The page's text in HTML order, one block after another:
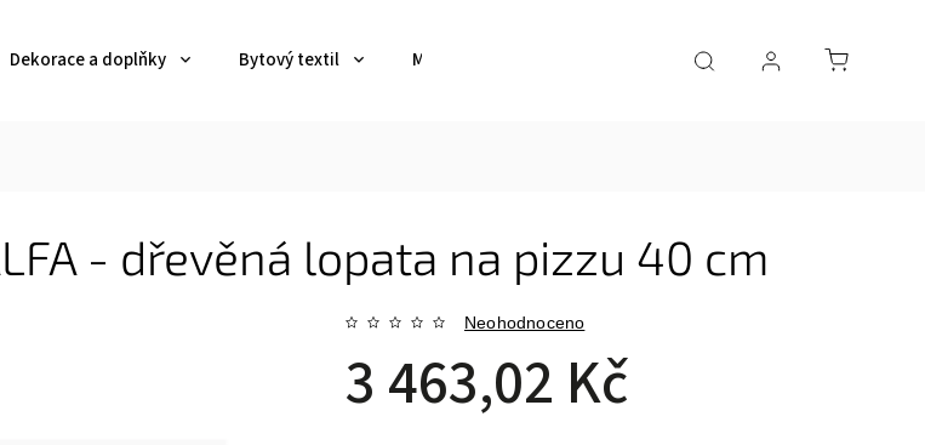
Dekorace a doplňky Bytový textil Merch Inspirace Obchodní
- dřevěná lopata na pizzu 40 cm
Neohodnoceno
3 463,02 Kč